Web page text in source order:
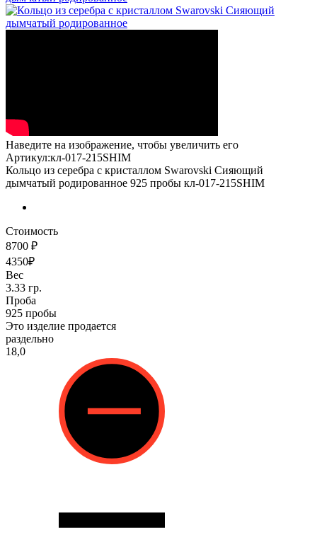
Наведите на изображение, чтобы увеличить его
Артикул:кл-017-215SHIM
Кольцо из серебра с кристаллом Swarovski Сияющий
дымчатый родированное 925 пробы кл-017-215SHIM
Стоимость
8700 ₽
4350₽
Вес
3.33 гр.
Проба
925 пробы
Это изделие продается
раздельно
18,0